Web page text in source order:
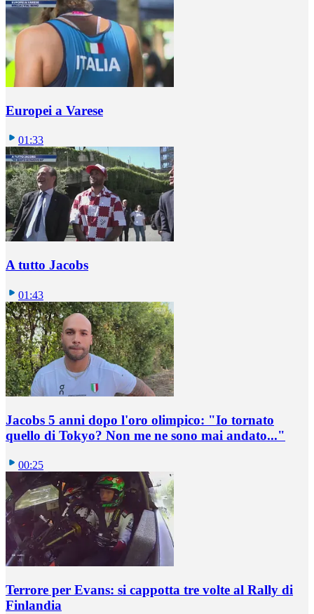
Europei a Varese
01:33
A tutto Jacobs
01:43
Jacobs 5 anni dopo l'oro olimpico: "Io tornato
quello di Tokyo? Non me ne sono mai andato..."
00:25
Terrore per Evans: si cappotta tre volte al Rally di
Finlandia